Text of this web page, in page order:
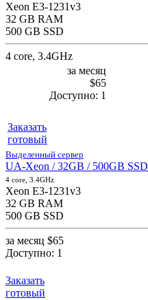
Xeon E3-1231v3
32 GB RAM
500 GB SSD
4 core, 3.4GHz
за месяц
$65
Доступно: 1
Заказать
готовый
Выделенный сервер
UA-Xeon / 32GB / 500GB SSD
4 core, 3.4GHz
Xeon E3-1231v3
32 GB RAM
500 GB SSD
за месяц $65
Доступно: 1
Заказать
готовый